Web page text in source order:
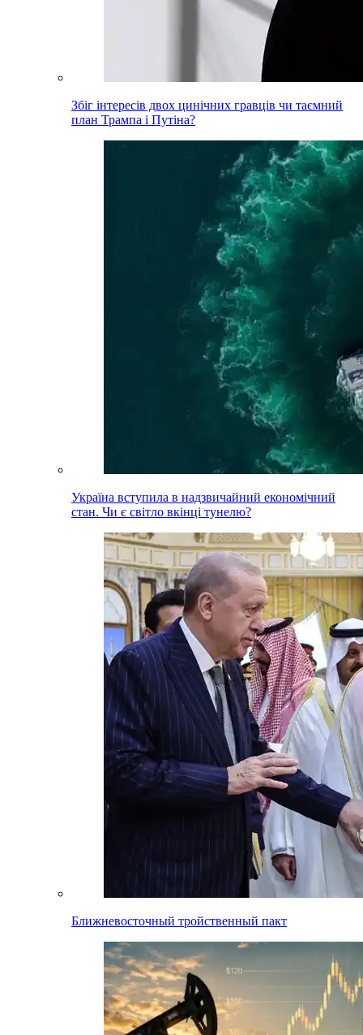
Збіг інтересів двох цинічних гравців чи таємний
план Трампа і Путіна?
Україна вступила в надзвичайний економічний
стан. Чи є світло вкінці тунелю?
Ближневосточный тройственный пакт